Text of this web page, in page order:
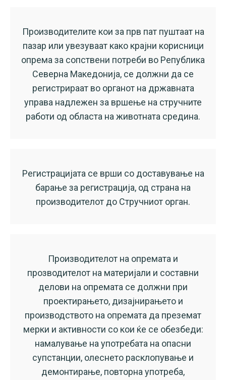
Производителите кои за прв пат пуштаат на
пазар или увезуваат како крајни корисници
опрема за сопствени потреби во Република
Северна Македонија, се должни да се
регистрираат во органот на државната
управа надлежен за вршење на стручните
работи од областа на животната средина.
Регистрацијата се врши со доставување на
барање за регистрација, од страна на
производителот до Стручниот орган.
Производителот на опремата и
прозводителот на материјали и составни
делови на опремата се должни при
проектирањето, дизајнирањето и
производството на опремата да преземат
мерки и активности со кои ќе се обезбеди:
намалување на употребата на опасни
супстанции, олеснето расклопување и
демонтирање, повторна употреба,